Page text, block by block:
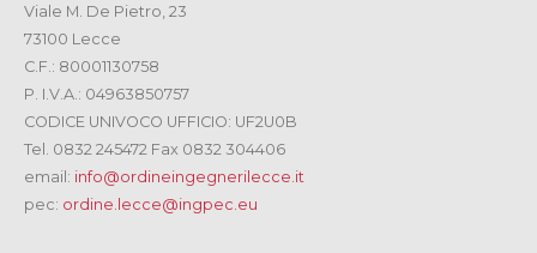
Viale M. De Pietro, 23
73100 Lecce
C.F.: 80001130758
P. I.V.A.: 04963850757
CODICE UNIVOCO UFFICIO: UF2U0B
Tel. 0832 245472 Fax 0832 304406
email: info@ordineingegnerilecce.it
pec: ordine.lecce@ingpec.eu